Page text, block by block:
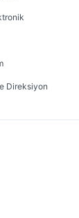
Direksiyon